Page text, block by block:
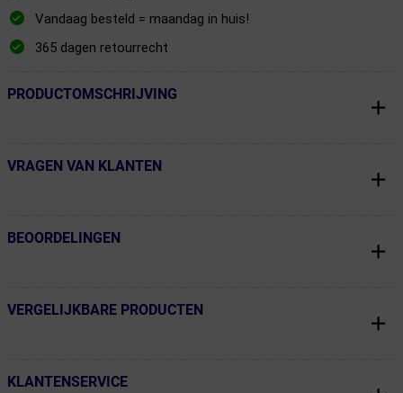
Vandaag besteld = maandag in huis!
365 dagen retourrecht
← Terug naar productnavigatie
PRODUCTOMSCHRIJVING
← Terug naar productnavigatie
VRAGEN VAN KLANTEN
← Terug naar productnavigatie
BEOORDELINGEN
← Terug naar productnavigatie
VERGELIJKBARE PRODUCTEN
← Terug naar productnavigatie
KLANTENSERVICE